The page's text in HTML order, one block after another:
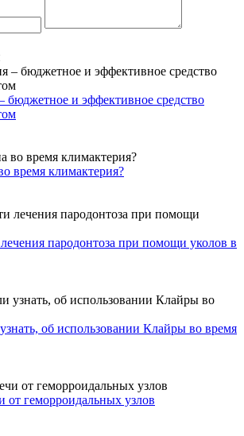
бюджетное и эффективное средство
время климактерия?
пародонтоза при помощи уколов в
об использовании Клайры во время
от геморроидальных узлов